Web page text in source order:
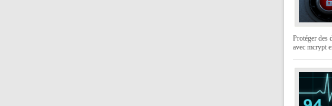
Protéger des
avec mcrypt